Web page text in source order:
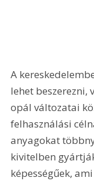
A
lehet beszerezni,
opál változatai
felhasználási
anyagokat
kivitelben
képességűek,